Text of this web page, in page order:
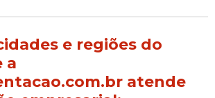
e regiões do
a
atende